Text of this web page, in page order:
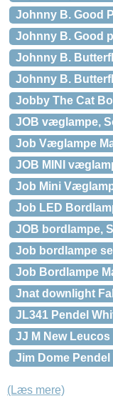
Johnny B. Good
Johnny B. Good
Johnny B.
Johnny B.
Jobby The Cat
JOB væglampe,
Job Væglampe
JOB MINI
Job Mini
Job LED
JOB bordlampe,
Job bordlampe
Job Bordlampe
Jnat downlight
JL341 Pendel
JJ M New Leucos
Jim Dome
(Læs mere)